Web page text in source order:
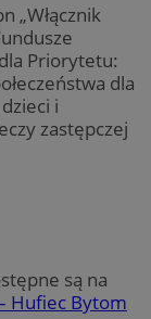
„Włącznik
Priorytetu:
dla
i
zastępczej
są na
Hufiec Bytom